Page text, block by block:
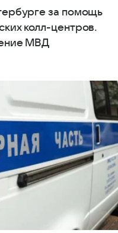
за помощь
колл-центров.
МВД